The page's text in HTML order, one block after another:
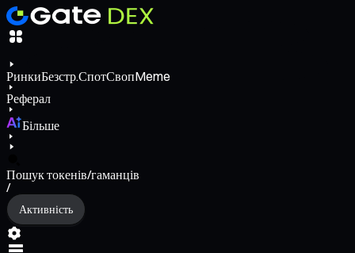
РинкиБезстр.СпотСвопMeme
Реферал
Більше
Пошук токенів/гаманців
/
Активність